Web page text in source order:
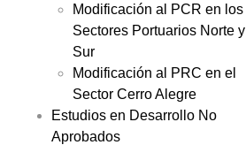
Modificación al PCR en los
Sectores Portuarios Norte y
Sur
Modificación al PRC en el
Sector Cerro Alegre
Estudios en Desarrollo No
Aprobados